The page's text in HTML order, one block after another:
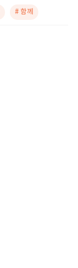
# 함께